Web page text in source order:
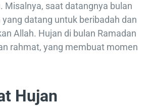
Misalnya, saat datangnya bulan
datang untuk beribadah dan
Allah. Hujan di bulan Ramadan
rahmat, yang membuat momen
Hujan